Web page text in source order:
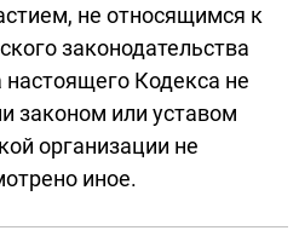
не относящимся к
законодательства
настоящего Кодекса не
законом или уставом
организации не
иное.